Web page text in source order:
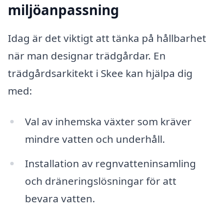
miljöanpassning
Idag är det viktigt att tänka på hållbarhet
när man designar trädgårdar. En
trädgårdsarkitekt i Skee kan hjälpa dig
med:
Val av inhemska växter som kräver
mindre vatten och underhåll.
Installation av regnvatteninsamling
och dräneringslösningar för att
bevara vatten.